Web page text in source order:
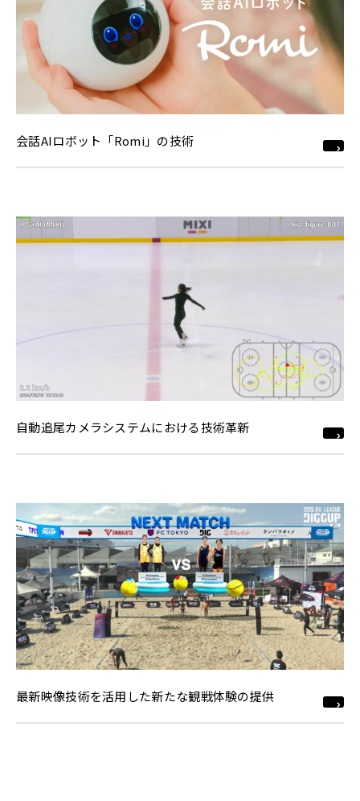
会話AIロボット「Romi」の技術
自動追尾カメラシステムにおける技術革新
最新映像技術を活用した新たな観戦体験の提供